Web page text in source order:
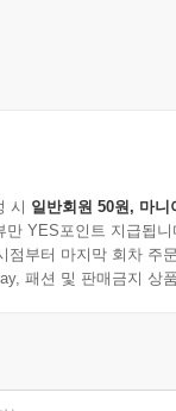
시 일반회원 50원, 마니
만 YES포인트 지급됩니
점부터 마지막 회차 주
패션 및 판매금지 상